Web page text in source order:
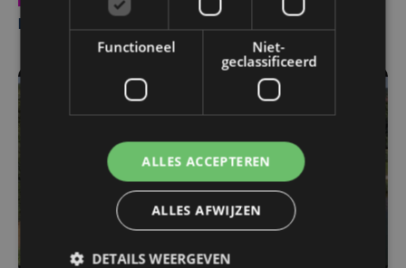
Lorenzo en Maarten op stap in Poperinge
Functioneel
Niet-
geclassificeerd
ALLES ACCEPTEREN
ALLES AFWIJZEN
DETAILS WEERGEVEN